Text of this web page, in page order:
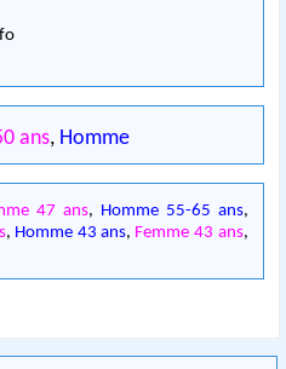
ans, Homme
47 ans, Homme 55-65 ans,
, Homme 43 ans, Femme 43 ans,